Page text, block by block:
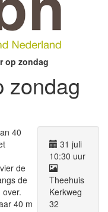
op zondag
zondag
31 juli
10:30 uur
Theehuis
Kerkweg
32
40
de
de
40 m